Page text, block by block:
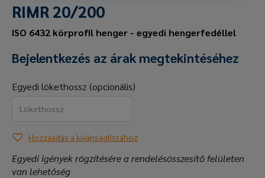
RIMR 20/200
ISO 6432 körprofil henger - egyedi hengerfedéllel
Bejelentkezés az árak megtekintéséhez
Egyedi lökethossz (opcionális)
Hozzáadás a kívánságlistához
Egyedi igények rögzítésére a rendelésösszesítő felületen
van lehetőség